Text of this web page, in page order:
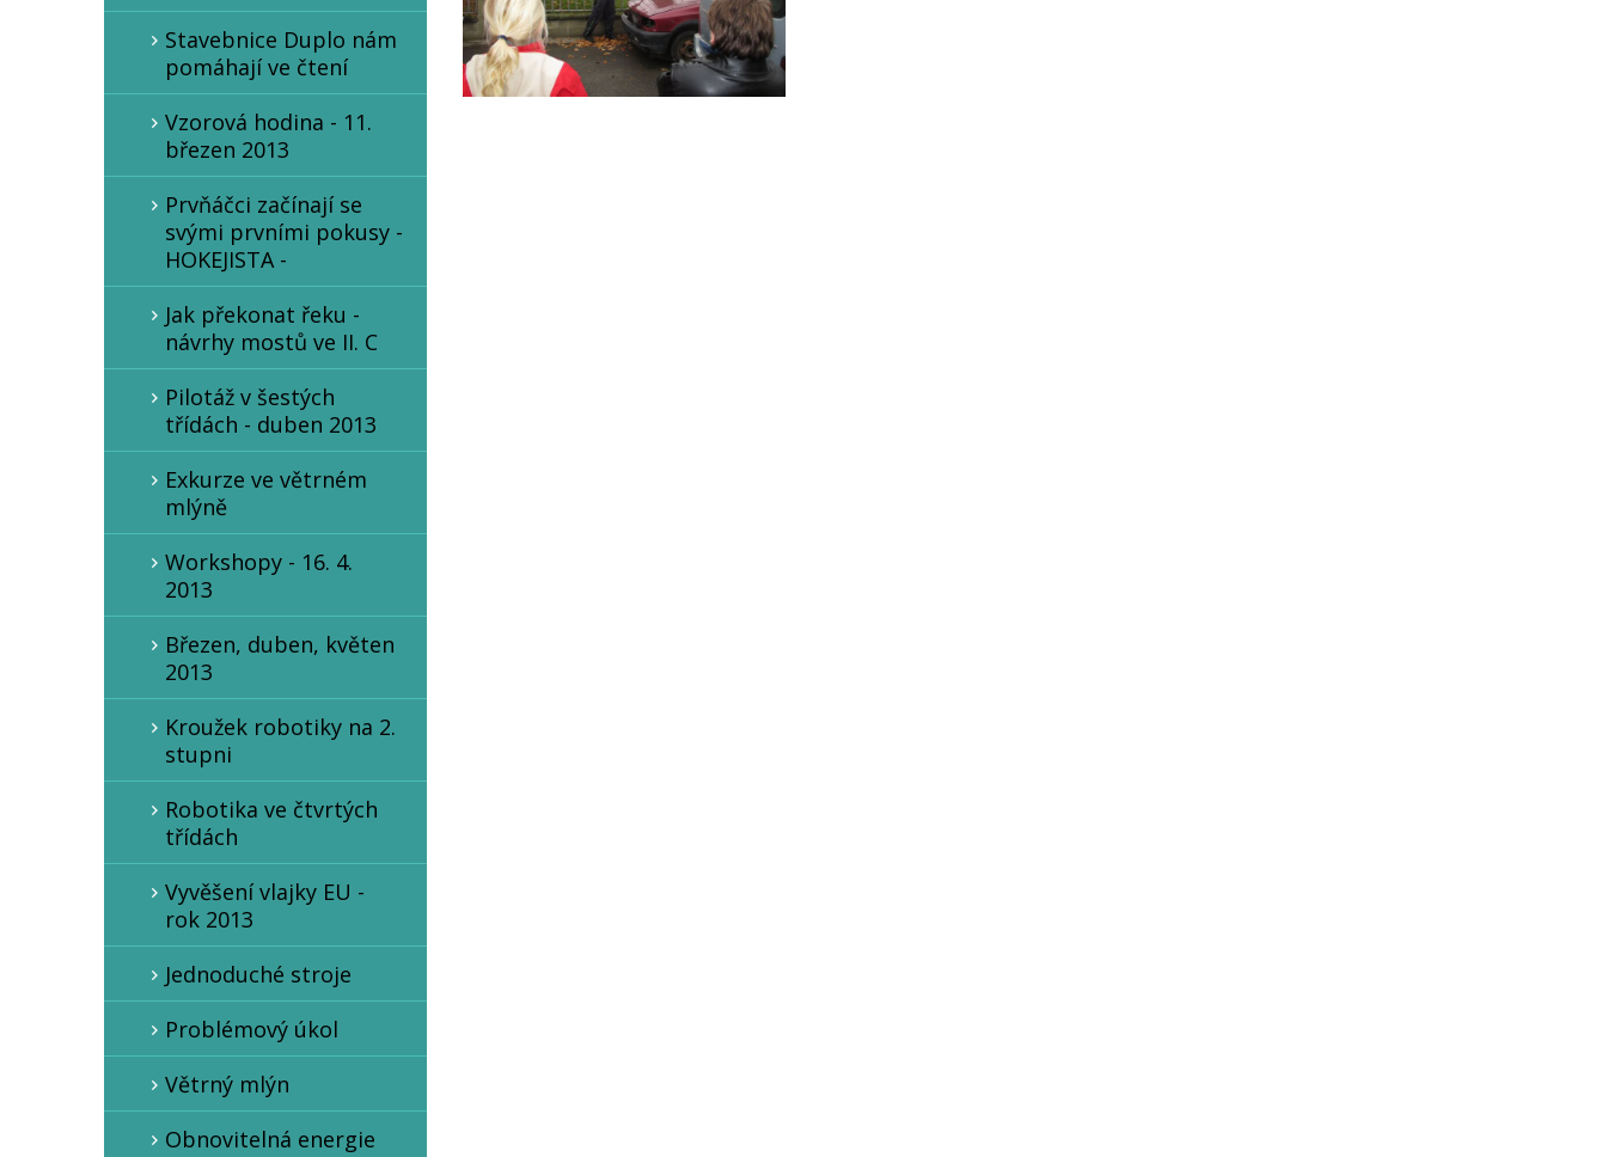
Stavebnice Duplo nám
pomáhají ve čtení
Vzorová hodina - 11.
březen 2013
Prvňáčci začínají se
svými prvními pokusy -
HOKEJISTA -
Jak překonat řeku -
návrhy mostů ve II. C
Pilotáž v šestých
třídách - duben 2013
Exkurze ve větrném
mlýně
Workshopy - 16. 4.
2013
Březen, duben, květen
2013
Kroužek robotiky na 2.
stupni
Robotika ve čtvrtých
třídách
Vyvěšení vlajky EU -
rok 2013
Jednoduché stroje
Problémový úkol
Větrný mlýn
Obnovitelná energie